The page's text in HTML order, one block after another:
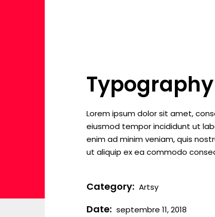
Lorem ipsum dolor sit amet,
eiusmod tempor incididunt ut
enim ad minim veniam, quis
ut aliquip ex ea commodo
Category: Artsy
Date: septembre 11, 2018